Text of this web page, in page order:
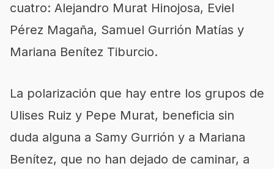
cuatro: Alejandro Murat Hinojosa, Eviel
Pérez Magaña, Samuel Gurrión Matías y
Mariana Benítez Tiburcio.
La polarización que hay entre los grupos de
Ulises Ruiz y Pepe Murat, beneficia sin
duda alguna a Samy Gurrión y a Mariana
Benítez, que no han dejado de caminar, a